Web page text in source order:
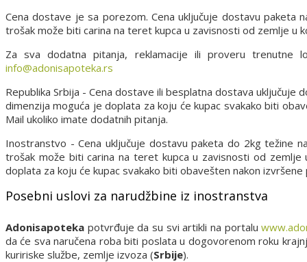
Cena dostave je sa porezom. Cena uključuje dostavu paketa
trošak može biti carina na teret kupca u zavisnosti od zemlje u
Za sva dodatna pitanja, reklamacije ili proveru trenutne
info@adonisapoteka.rs
Republika Srbija - Cena dostave ili besplatna dostava
dimenzija moguća je doplata za koju će kupac svakako biti
Mail ukoliko imate dodatnih pitanja.
Inostranstvo - Cena uključuje dostavu paketa do 2kg težine
trošak može biti carina na teret kupca u zavisnosti od
doplata za koju će kupac svakako biti obavešten nakon
Posebni uslovi za narudžbine iz inostranstva
Adonisapoteka potvrđuje da su svi artikli na portalu
da će sva naručena roba biti poslata u dogovorenom roku
kuririske službe, zemlje izvoza (Srbije).